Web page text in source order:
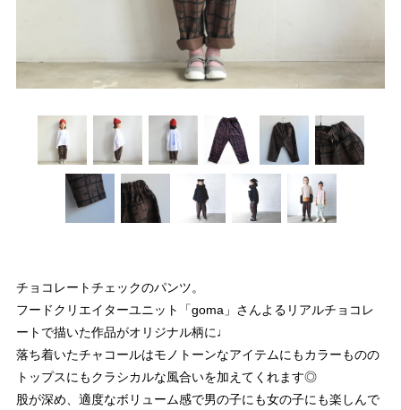
チョコレートチェックのパンツ。
フードクリエイターユニット「goma」さんよるリアルチョコレ
ートで描いた作品がオリジナル柄に♩
落ち着いたチャコールはモノトーンなアイテムにもカラーものの
トップスにもクラシカルな風合いを加えてくれます◎
股が深め、適度なボリューム感で男の子にも女の子にも楽しんで